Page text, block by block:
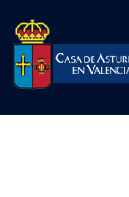
contenido